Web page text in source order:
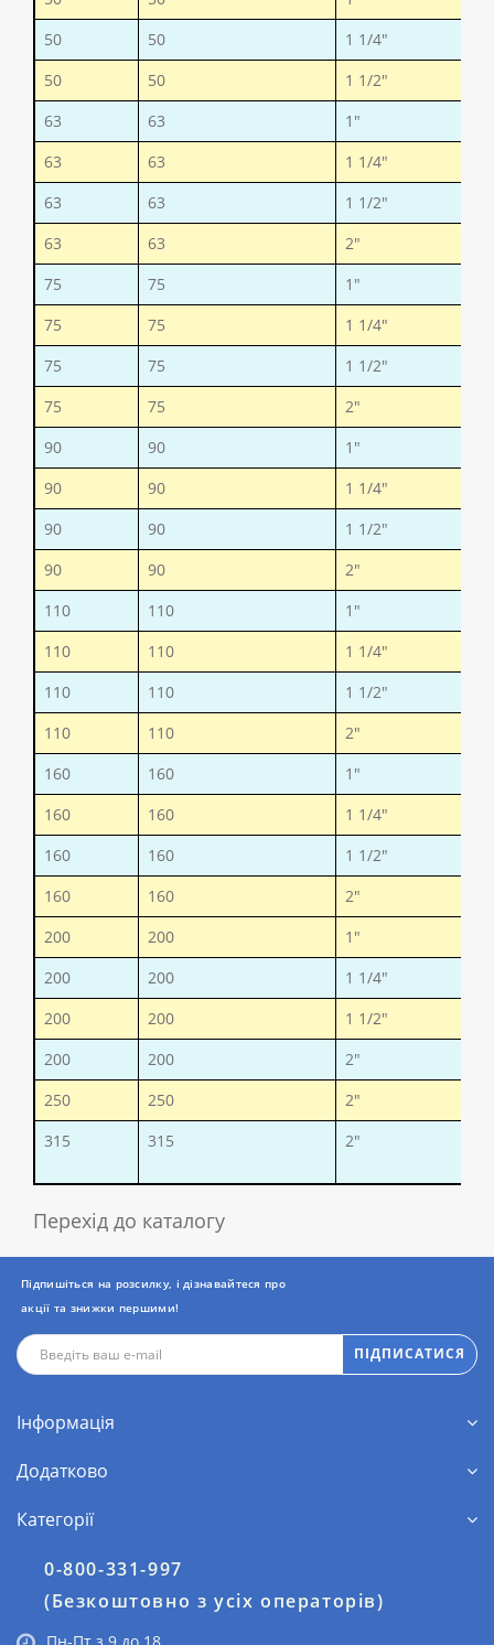
50
50
1 1/4"
50
50
1 1/2"
63
63
1"
63
63
1 1/4"
63
63
1 1/2"
63
63
2"
75
75
1"
75
75
1 1/4"
75
75
1 1/2"
75
75
2"
90
90
1"
90
90
1 1/4"
90
90
1 1/2"
90
90
2"
110
110
1"
110
110
1 1/4"
110
110
1 1/2"
110
110
2"
160
160
1"
160
160
1 1/4"
160
160
1 1/2"
160
160
2"
200
200
1"
200
200
1 1/4"
200
200
1 1/2"
200
200
2"
250
250
2"
315
315 2"
Перехід до каталогу
Підпишіться на розсилку, і дізнавайтеся про
акції та знижки першими!
ПІДПИСАТИСЯ
Інформація
Додатково
Категорії
0-800-331-997
(Безкоштовно з усіх операторів)